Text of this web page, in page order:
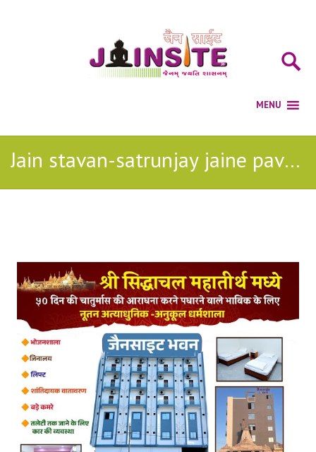
Jain stavan-satrunjay jaine pavan thaiye jain stavan